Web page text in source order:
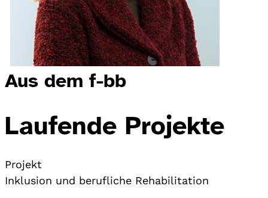
Aus dem f-bb
Laufende Projekte
Projekt
Inklusion und berufliche Rehabilitation